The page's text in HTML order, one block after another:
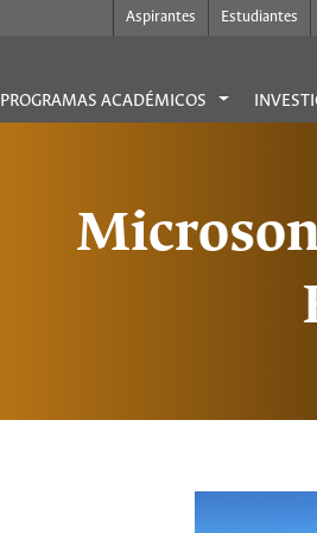
Aspirantes Estudiantes
PROGRAMAS ACADÉMICOS